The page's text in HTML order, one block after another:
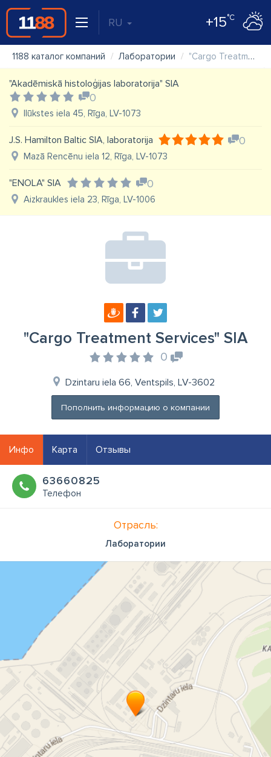
RU +15°C
1188 каталог компаний Лаборатории "Cargo Treatment Services" SIA
"Akadēmiskā histoloģijas laboratorija" SIA
0
Ilūkstes iela 45, Rīga, LV-1073
J.S. Hamilton Baltic SIA, laboratorija 0
Mazā Rencēnu iela 12, Rīga, LV-1073
"ENOLA" SIA 0
Aizkraukles iela 23, Rīga, LV-1006
"Cargo Treatment Services" SIA
0
Dzintaru iela 66, Ventspils, LV-3602
Пополнить информацию о компании
Инфо Карта Отзывы
63660825
Телефон
Отрасль:
Лаборатории